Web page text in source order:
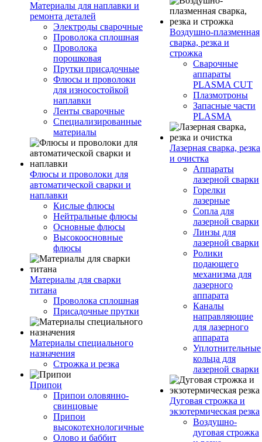
Материалы для наплавки и
ремонта деталей
Электроды сварочные
Проволока сплошная
Проволока
порошковая
Прутки присадочные
Флюсы и проволоки
для износостойкой
наплавки
Ленты сварочные
Специализированные
материалы
Флюсы и проволоки для
автоматической сварки и
наплавки
Кислые флюсы
Нейтральные флюсы
Основные флюсы
Высокоосновные
флюсы
Материалы для сварки
титана
Проволока сплошная
Присадочные прутки
Материалы специального
назначения
Строжка и резка
Припои
Припои оловянно-
свинцовые
Припои
высокотехнологичные
Олово и баббит
Воздушно-плазменная
сварка, резка и
строжка
Сварочные
аппараты
PLASMA CUT
Плазмотроны
Запасные части
PLASMA
Лазерная сварка, резка
и очистка
Аппараты
лазерной сварки
Горелки
лазерные
Сопла для
лазерной сварки
Линзы для
лазерной сварки
Ролики
подающего
механизма для
лазерного
аппарата
Каналы
направляющие
для лазерного
аппарата
Уплотнительные
кольца для
лазерной сварки
Дуговая строжка и
экзотермическая резка
Воздушно-
дуговая строжка